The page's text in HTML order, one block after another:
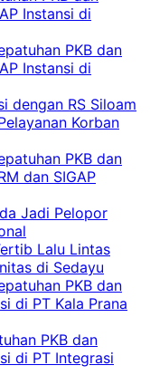
Instansi di
PKB dan
Instansi di
dengan RS Siloam
Korban
PKB dan
dan SIGAP
Jadi Pelopor
Lalu Lintas
di Sedayu
PKB dan
di PT Kala Prana
PKB dan
di PT Integrasi